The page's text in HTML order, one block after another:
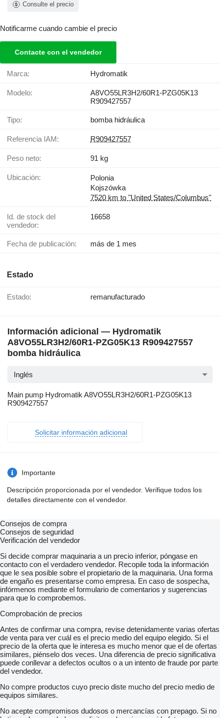
Consulte el precio
Notificarme cuando cambie el precio
Contacte con el vendedor
Marca: Hydromatik
Modelo:
A8VO55LR3H2/60R1-PZG05K13
R909427557
Tipo: bomba hidráulica
Referencia IAM: R909427557
Peso neto: 91 kg
Ubicación:
Polonia
Kojszówka
7520 km to "United States/Columbus"
Id. de stock del
vendedor:
16658
Fecha de publicación: más de 1 mes
Estado
Estado: remanufacturado
Información adicional — Hydromatik
A8VO55LR3H2/60R1-PZG05K13 R909427557
bomba hidráulica
Inglés
Main pump Hydromatik A8VO55LR3H2/60R1-PZG05K13
R909427557
Solicitar información adicional
Importante
Descripción proporcionada por el vendedor. Verifique todos los
detalles directamente con el vendedor.
Consejos de compra
Consejos de seguridad
Verificación del vendedor
Si decide comprar maquinaria a un precio inferior, póngase en
contacto con el verdadero vendedor. Recopile toda la información
que le sea posible sobre el propietario de la maquinaria. Una forma
de engaño es presentarse como empresa. En caso de sospecha,
infórmenos mediante el formulario de comentarios y sugerencias
para que lo comprobemos.
Comprobación de precios
Antes de confirmar una compra, revise detenidamente varias ofertas
de venta para ver cuál es el precio medio del equipo elegido. Si el
precio de la oferta que le interesa es mucho menor que el de ofertas
similares, piénselo dos veces. Una diferencia de precio significativa
puede conllevar a defectos ocultos o a un intento de fraude por parte
del vendedor.
No compre productos cuyo precio diste mucho del precio medio de
equipos similares.
No acepte compromisos dudosos o mercancías con prepago. Si no